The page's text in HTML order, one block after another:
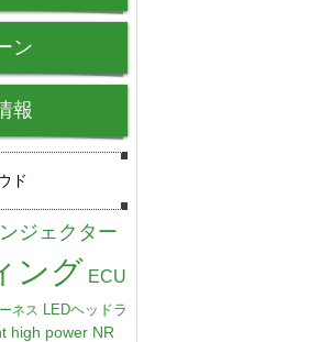
ン
報
ド
ジェクター
ング ECU
ネス LEDヘッドラ
high power NR